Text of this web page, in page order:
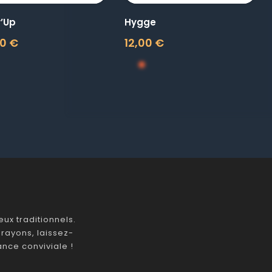
€
Hygge
12,00 €
Prix
traditionnels.
laissez-
conviviale !